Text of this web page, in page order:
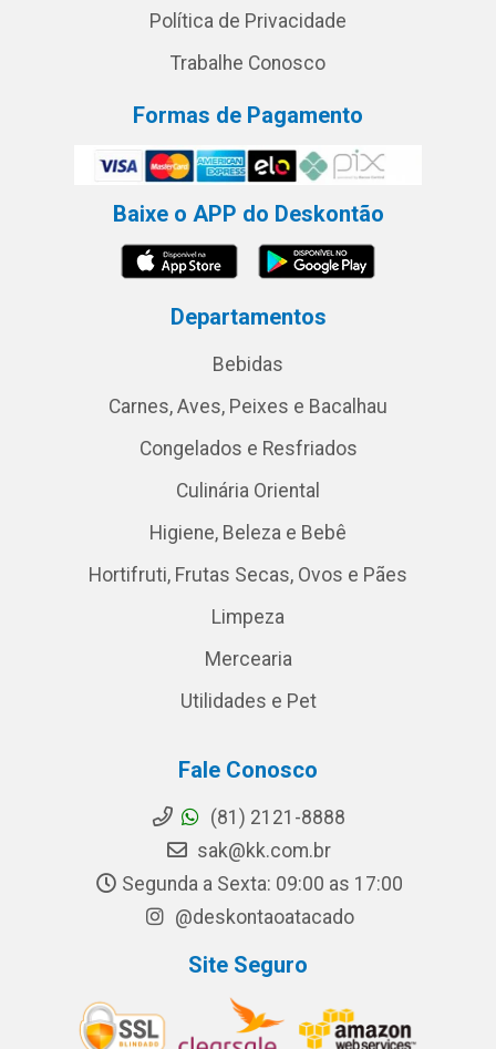
Política de Privacidade
Trabalhe Conosco
Formas de Pagamento
Baixe o APP do Deskontão
Departamentos
Bebidas
Carnes, Aves, Peixes e Bacalhau
Congelados e Resfriados
Culinária Oriental
Higiene, Beleza e Bebê
Hortifruti, Frutas Secas, Ovos e Pães
Limpeza
Mercearia
Utilidades e Pet
Fale Conosco
(81) 2121-8888
sak@kk.com.br
Segunda a Sexta: 09:00 as 17:00
@deskontaoatacado
Site Seguro